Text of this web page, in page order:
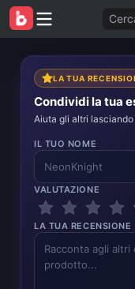
LA TUA
Condividi la tua
Aiuta gli altri
IL TUO NOME
VALUTAZIONE
LA TUA RECENSIONE